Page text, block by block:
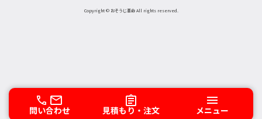
問い合わせ 見積もり・注文 メニュー
Copyright © おそうじ革命 All rights reserved.